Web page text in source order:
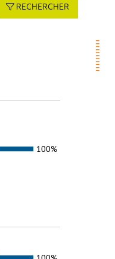
RECHERCHER
100%